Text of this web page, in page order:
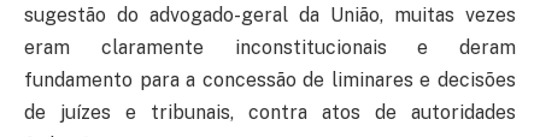
sugestão do advogado-geral da União, muitas vezes
eram claramente inconstitucionais e deram
fundamento para a concessão de liminares e decisões
de juízes e tribunais, contra atos de autoridades